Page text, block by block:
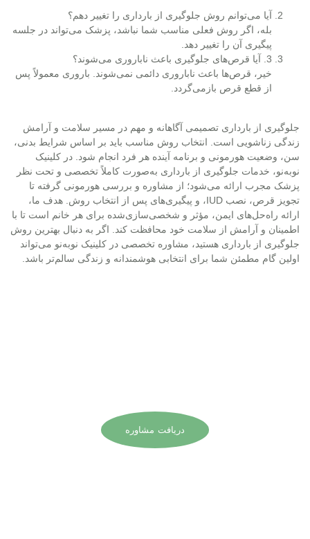
آیا می‌توانم روش جلوگیری از بارداری را تغییر دهم؟
بله، اگر روش فعلی مناسب شما نباشد، پزشک می‌تواند در جلسه
پیگیری آن را تغییر دهد.
3. آیا قرص‌های جلوگیری باعث ناباروری می‌شوند؟
خیر، قرص‌ها باعث ناباروری دائمی نمی‌شوند. باروری معمولاً پس
از قطع قرص بازمی‌گردد.
جلوگیری از بارداری تصمیمی آگاهانه و مهم در مسیر سلامت و آرامش
زندگی زناشویی است. انتخاب روش مناسب باید بر اساس شرایط بدنی،
سن، وضعیت هورمونی و برنامه آینده هر فرد انجام شود. در کلینیک
نوبه‌نو، خدمات جلوگیری از بارداری به‌صورت کاملاً تخصصی و تحت نظر
پزشک مجرب ارائه می‌شود؛ از مشاوره و بررسی هورمونی گرفته تا
تجویز قرص، نصب IUD، و پیگیری‌های پس از انتخاب روش. هدف ما،
ارائه راه‌حل‌های ایمن، مؤثر و شخصی‌سازی‌شده برای هر خانم است تا با
اطمینان و آرامش از سلامت خود محافظت کند. اگر به دنبال بهترین روش
جلوگیری از بارداری هستید، مشاوره تخصصی در کلینیک نوبه‌نو می‌تواند
اولین گام مطمئن شما برای انتخابی هوشمندانه و زندگی سالم‌تر باشد.
دریافت مشاوره